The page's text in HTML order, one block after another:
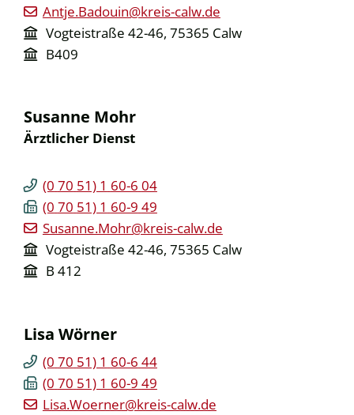
Antje.Badouin@kreis-calw.de
Vogteistraße 42-46, 75365 Calw
B409
Susanne Mohr
Ärztlicher Dienst
(0 70 51) 1 60-6 04
(0 70 51) 1 60-9 49
Susanne.Mohr@kreis-calw.de
Vogteistraße 42-46, 75365 Calw
B 412
Lisa Wörner
(0 70 51) 1 60-6 44
(0 70 51) 1 60-9 49
Lisa.Woerner@kreis-calw.de